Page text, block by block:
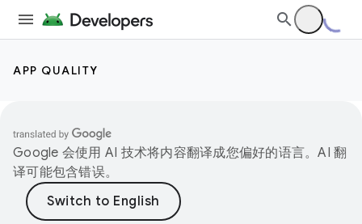
APP QUALITY
Google 会使用 AI 技术将内容翻译成您偏好的语言。AI 翻
译可能包含错误。